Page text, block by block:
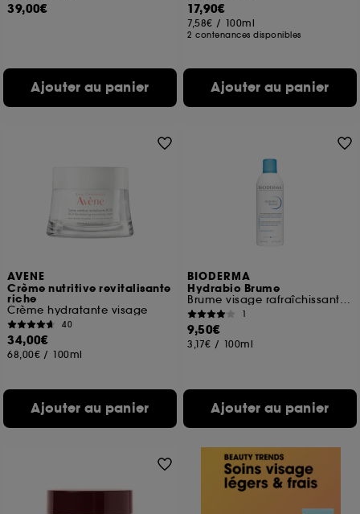
39,00€
Ajouter au panier
17,90€
7,58€ / 100ml
2 contenances disponibles
Ajouter au panier
AVENE
Crème nutritive revitalisante
riche
Crème hydratante visage
40
34,00€
68,00€ / 100ml
Ajouter au panier
BIODERMA
Hydrabio Brume
Brume visage rafraîchissante hydratante peaux sensibles
1
9,50€
3,17€ / 100ml
Ajouter au panier